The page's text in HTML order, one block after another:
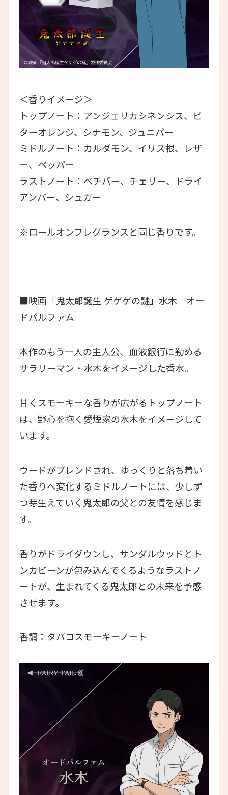
＜香りイメージ＞
トップノート：アンジェリカシネンシス、ビ
ターオレンジ、シナモン、ジュニパー
ミドルノート：カルダモン、イリス根、レザ
ー、ペッパー
ラストノート：ベチバー、チェリー、ドライ
アンバー、シュガー
※ロールオンフレグランスと同じ香りです。
■映画「鬼太郎誕生 ゲゲゲの謎」水木 オー
ドパルファム
本作のもう一人の主人公、血液銀行に勤める
サラリーマン・水木をイメージした香水。
甘くスモーキーな香りが広がるトップノート
は、野心を抱く愛煙家の水木をイメージして
います。
ウードがブレンドされ、ゆっくりと落ち着い
た香りへ変化するミドルノートには、少しず
つ芽生えていく鬼太郎の父との友情を感じま
す。
香りがドライダウンし、サンダルウッドとト
ンカビーンが包み込んでくるようなラストノ
ートが、生まれてくる鬼太郎との未来を予感
させます。
香調：タバコスモーキーノート